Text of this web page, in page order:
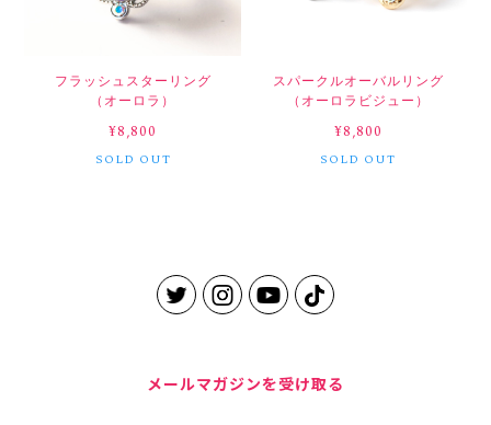
フラッシュスターリング
（オーロラ）
¥8,800
SOLD OUT
スパークルオーバルリング
（オーロラビジュー）
¥8,800
SOLD OUT
メールマガジンを受け取る